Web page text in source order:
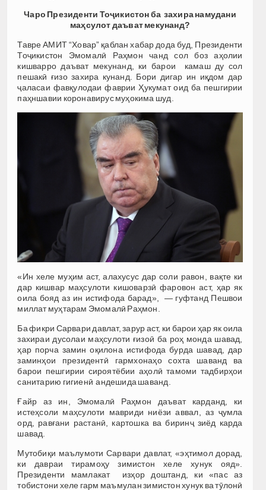
Чаро Президенти Тоҷикистон ба захира намудани
маҳсулот даъват мекунанд?
Тавре АМИТ “Ховар” қаблан хабар дода буд, Президенти
Тоҷикистон Эмомалӣ Раҳмон чанд сол боз аҳолии
кишварро даъват мекунанд, ки барои камаш ду сол
пешакӣ ғизо захира кунанд. Бори дигар ин иқдом дар
ҷаласаи фавқулодаи фаврии Ҳукумат оид ба пешгирии
паҳншавии коронавирус муҳокима шуд.
«Ин хеле муҳим аст, алахусус дар соли равон, вақте ки
дар кишвар маҳсулоти кишоварзӣ фаровон аст, ҳар як
оила бояд аз ин истифода барад», — гуфтанд Пешвои
миллат муҳтарам Эмомалӣ Раҳмон.
Ба фикри Сарвари давлат, зарур аст, ки барои ҳар як оила
захираи дусолаи маҳсулоти ғизоӣ ба роҳ монда шавад,
ҳар порча замин оқилона истифода бурда шавад, дар
заминҳои президентӣ гармхонаҳо сохта шаванд ва
барои пешгирии сироятёбии аҳолӣ тамоми тадбирҳои
санитарию гигиенӣ андешида шаванд.
Ғайр аз ин, Эмомалӣ Раҳмон даъват карданд, ки
истеҳсоли маҳсулоти мавриди ниёзи аввал, аз ҷумла
орд, равғани растанӣ, картошка ва биринҷ зиёд карда
шавад.
Мутобиқи маълумоти Сарвари давлат, «эҳтимол дорад,
ки давраи тирамоҳу зимистон хеле хунук ояд».
Президенти мамлакат изҳор доштанд, ки «пас аз
тобистони хеле гарм маъмулан зимистон хунук ва тӯлонӣ